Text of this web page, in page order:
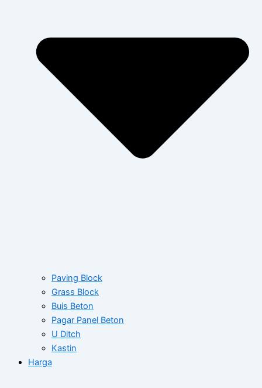
Paving Block
Grass Block
Buis Beton
Pagar Panel Beton
U Ditch
Kastin
Harga